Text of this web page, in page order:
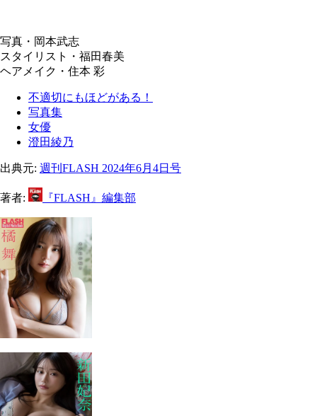
写真・岡本武志
スタイリスト・福田春美
ヘアメイク・住本 彩
不適切にもほどがある！
写真集
女優
澄田綾乃
出典元: 週刊FLASH 2024年6月4日号
著者: 『FLASH』編集部